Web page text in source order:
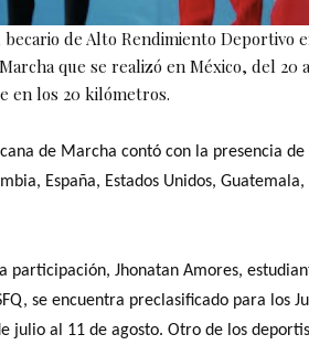
becario de Alto Rendimiento Deportivo
que se realizó en México, del
en los 20 kilómetros.
de Marcha contó con la presencia
España, Estados Unidos,
participación, Jhonatan Amores,
se encuentra preclasificado para los
julio al 11 de agosto. Otro de los